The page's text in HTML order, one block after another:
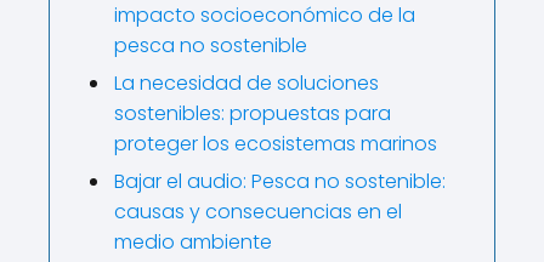
impacto socioeconómico de la
pesca no sostenible
La necesidad de soluciones
sostenibles: propuestas para
proteger los ecosistemas marinos
Bajar el audio: Pesca no sostenible:
causas y consecuencias en el
medio ambiente